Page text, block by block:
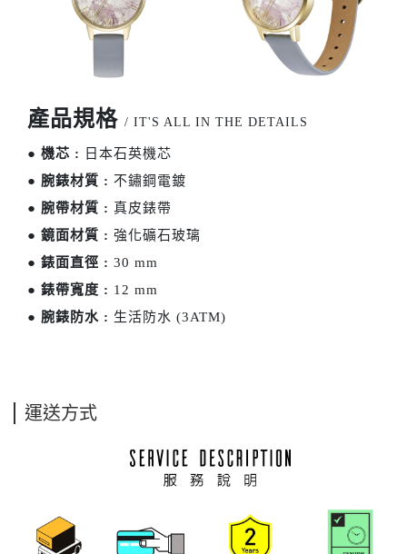
產品規格 / IT'S ALL IN THE DETAILS
● 機芯 :
日本石英機芯
● 腕錶材質 : 不鏽鋼電鍍
● 腕帶材質 : 真皮錶帶
● 鏡面材質 : 強化礦石玻璃
● 錶面直徑 : 30 mm
● 錶帶寬度 : 12 mm
● 腕錶防水 : 生活防水 (3ATM)
運送方式